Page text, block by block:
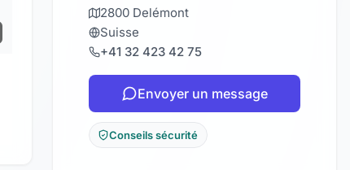
2800 Delémont
Suisse
+41 32 423 42 75
Envoyer un message
Conseils sécurité